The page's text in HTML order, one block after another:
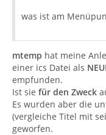
was ist am
mtemp hat meine
einer ics Datei als
empfunden.
Ist sie für den Zweck
Es wurden aber die
(vergleiche Titel mit
geworfen.